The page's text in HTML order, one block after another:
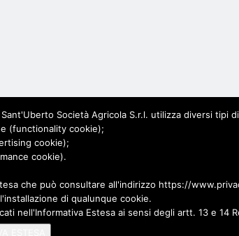
Reserved CF: 08155680963
[VARESE]
[MILANO]
byAD-ADVANCED
Società Agricola S.r.l. utilizza diversi tipi
(functionality cookie);
cookie);
cookie).
che può consultare all'indirizzo https://
di qualunque cookie.
nell'Informativa Estesa ai sensi degli artt. 13 e 14